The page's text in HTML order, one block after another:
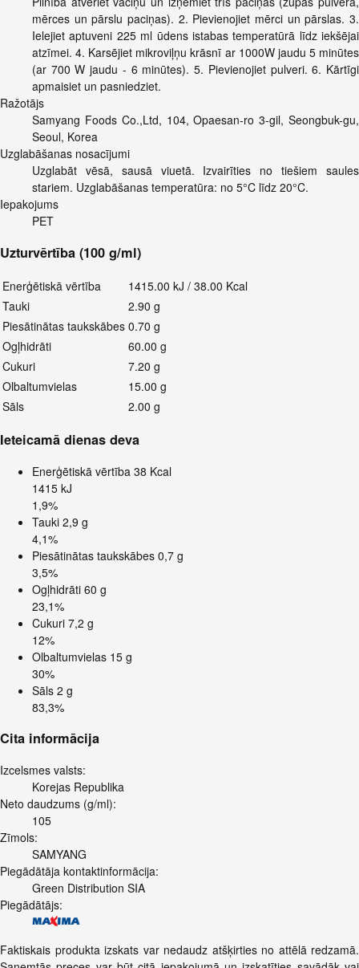
mērces un pārslu paciņas). 2. Pievienojiet mērci un pārslas. 3.
Ielejiet aptuveni 225 ml ūdens istabas temperatūrā līdz iekšējai
atzīmei. 4. Karsējiet mikroviļņu krāsnī ar 1000W jaudu 5 minūtes
(ar 700 W jaudu - 6 minūtes). 5. Pievienojiet pulveri. 6. Kārtīgi
apmaisiet un pasniedziet.
Ražotājs
Samyang Foods Co.,Ltd, 104, Opaesan-ro 3-gil, Seongbuk-gu,
Seoul, Korea
Uzglabāšanas nosacījumi
Uzglabāt vēsā, sausā viuetā. Izvairīties no tiešiem saules
stariem. Uzglabāšanas temperatūra: no 5°C līdz 20°C.
Iepakojums
PET
Uzturvērtība (100 g/ml)
Enerģētiskā vērtība
1415.00 kJ / 38.00 Kcal
Tauki
2.90 g
Piesātinātas taukskābes 0.70 g
Ogļhidrāti
60.00 g
Cukuri
7.20 g
Olbaltumvielas
15.00 g
Sāls
2.00 g
Ieteicamā dienas deva
Enerģētiskā vērtība 38 Kcal
1415 kJ
1,9%
Tauki 2,9 g
4,1%
Piesātinātas taukskābes 0,7 g
3,5%
Ogļhidrāti 60 g
23,1%
Cukuri 7,2 g
12%
Olbaltumvielas 15 g
30%
Sāls 2 g
83,3%
Cita informācija
Izcelsmes valsts:
Korejas Republika
Neto daudzums (g/ml):
105
Zīmols:
SAMYANG
Piegādātāja kontaktinformācija:
Green Distribution SIA
Piegādātājs:
Faktiskais produkta izskats var nedaudz atšķirties no attēlā redzamā.